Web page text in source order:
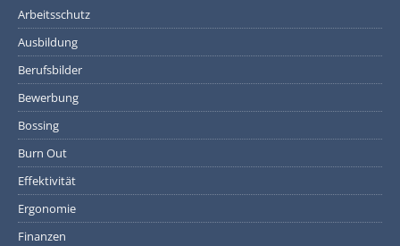
Arbeitsschutz
Ausbildung
Berufsbilder
Bewerbung
Bossing
Burn Out
Effektivität
Ergonomie
Finanzen